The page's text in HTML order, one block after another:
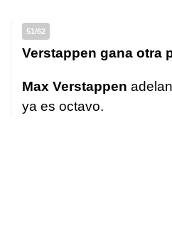
51/62
Verstappen gana otra
Max Verstappen
ya es octavo.